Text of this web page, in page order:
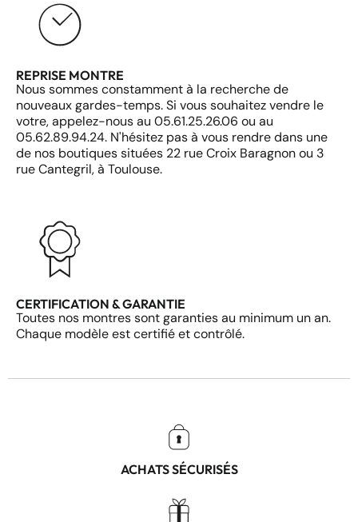
REPRISE MONTRE
Nous sommes constamment à la recherche de
nouveaux gardes-temps. Si vous souhaitez vendre le
votre, appelez-nous au 05.61.25.26.06 ou au
05.62.89.94.24. N'hésitez pas à vous rendre dans une
de nos boutiques situées 22 rue Croix Baragnon ou 3
rue Cantegril, à Toulouse.
CERTIFICATION & GARANTIE
Toutes nos montres sont garanties au minimum un an.
Chaque modèle est certifié et contrôlé.
ACHATS SÉCURISÉS